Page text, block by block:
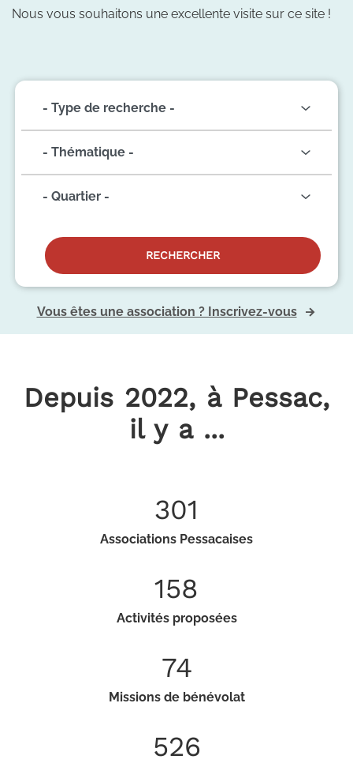
Nous vous souhaitons une excellente visite sur ce site !
RECHERCHER
Vous êtes une association ? Inscrivez-vous
Depuis 2022, à Pessac,
il y a ...
301
Associations Pessacaises
158
Activités proposées
74
Missions de bénévolat
526